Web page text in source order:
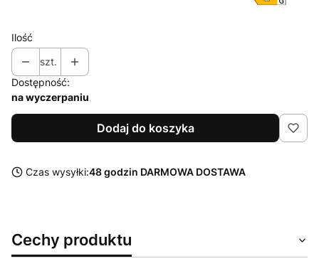
Ilość
szt.
Dostępność:
na wyczerpaniu
Dodaj do koszyka
Czas wysyłki:48 godzin DARMOWA DOSTAWA
Cechy produktu